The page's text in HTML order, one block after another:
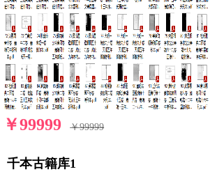
￥99999 ￥99999
千本古籍库1